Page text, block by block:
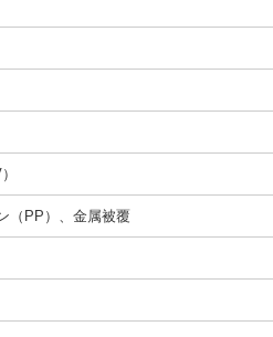
（PP）、金属被覆